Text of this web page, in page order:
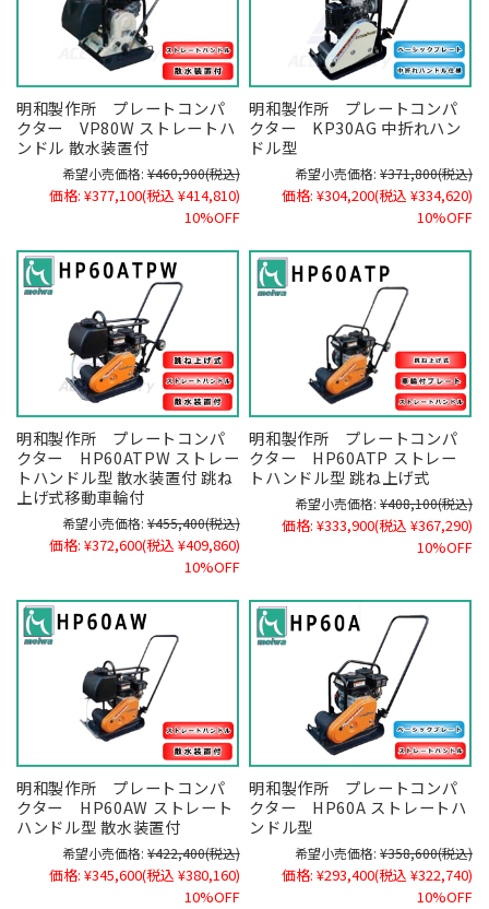
明和製作所 プレートコンパ
クター VP80W ストレートハ
ンドル 散水装置付
希望小売価格: ¥460,900(税込)
価格: ¥377,100(税込 ¥414,810)
10%OFF
明和製作所 プレートコンパ
クター KP30AG 中折れハン
ドル型
希望小売価格: ¥371,800(税込)
価格: ¥304,200(税込 ¥334,620)
10%OFF
明和製作所 プレートコンパ
クター HP60ATPW ストレー
トハンドル型 散水装置付 跳ね
上げ式移動車輪付
希望小売価格: ¥455,400(税込)
価格: ¥372,600(税込 ¥409,860)
10%OFF
明和製作所 プレートコンパ
クター HP60ATP ストレー
トハンドル型 跳ね上げ式
希望小売価格: ¥408,100(税込)
価格: ¥333,900(税込 ¥367,290)
10%OFF
明和製作所 プレートコンパ
クター HP60AW ストレート
ハンドル型 散水装置付
希望小売価格: ¥422,400(税込)
価格: ¥345,600(税込 ¥380,160)
10%OFF
明和製作所 プレートコンパ
クター HP60A ストレートハ
ンドル型
希望小売価格: ¥358,600(税込)
価格: ¥293,400(税込 ¥322,740)
10%OFF